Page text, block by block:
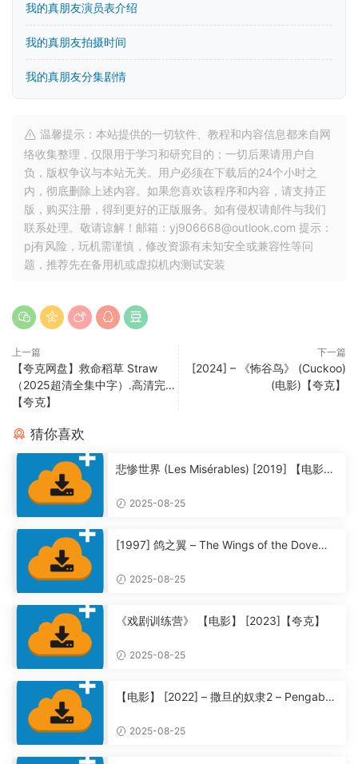
我的真朋友演员表介绍
我的真朋友拍摄时间
我的真朋友分集剧情
温馨提示：本站提供的一切软件、教程和内容信息都来自网
络收集整理，仅限用于学习和研究目的；一切后果请用户自
负，版权争议与本站无关。用户必须在下载后的24个小时之
内，彻底删除上述内容。如果您喜欢该程序和内容，请支持正
版，购买注册，得到更好的正版服务。如有侵权请邮件与我们
联系处理。敬请谅解！邮箱：yj906668@outlook.com 提示：
pj有风险，玩机需谨慎，修改资源有未知安全或兼容性等问
题，推荐先在备用机或虚拟机内测试安装
上一篇
【夸克网盘】救命稻草 Straw
（2025超清全集中字）.高清完…
【夸克】
下一篇
[2024] – 《怖谷鸟》 (Cuckoo)
(电影)【夸克】
猜你喜欢
悲惨世界 (Les Misérables) [2019] 【电影】
2025-08-25
[1997] 鸽之翼 – The Wings of the Dove
2025-08-25
《戏剧训练营》 【电影】 [2023]【夸克】
2025-08-25
【电影】 [2022] – 撒旦的奴隶2 – Pengabdi
2025-08-25